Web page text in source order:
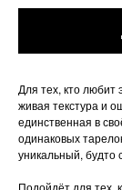
Для тех, кто любит
живая текстура и
единственная в
одинаковых
уникальный, будто
Подойдёт для тех,